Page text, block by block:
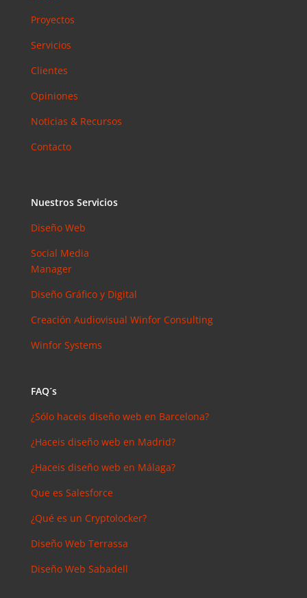
Proyectos
Servicios
Clientes
Opiniones
Noticias & Recursos
Contacto
Nuestros Servicios
Diseño Web
Social Media
Manager
Diseño Gráfico y Digital
Creación Audiovisual Winfor Consulting
Winfor Systems
FAQ´s
¿Sólo haceis diseño web en Barcelona?
¿Haceis diseño web en Madrid?
¿Haceis diseño web en Málaga?
Que es Salesforce
¿Qué es un Cryptolocker?
Diseño Web Terrassa
Diseño Web Sabadell